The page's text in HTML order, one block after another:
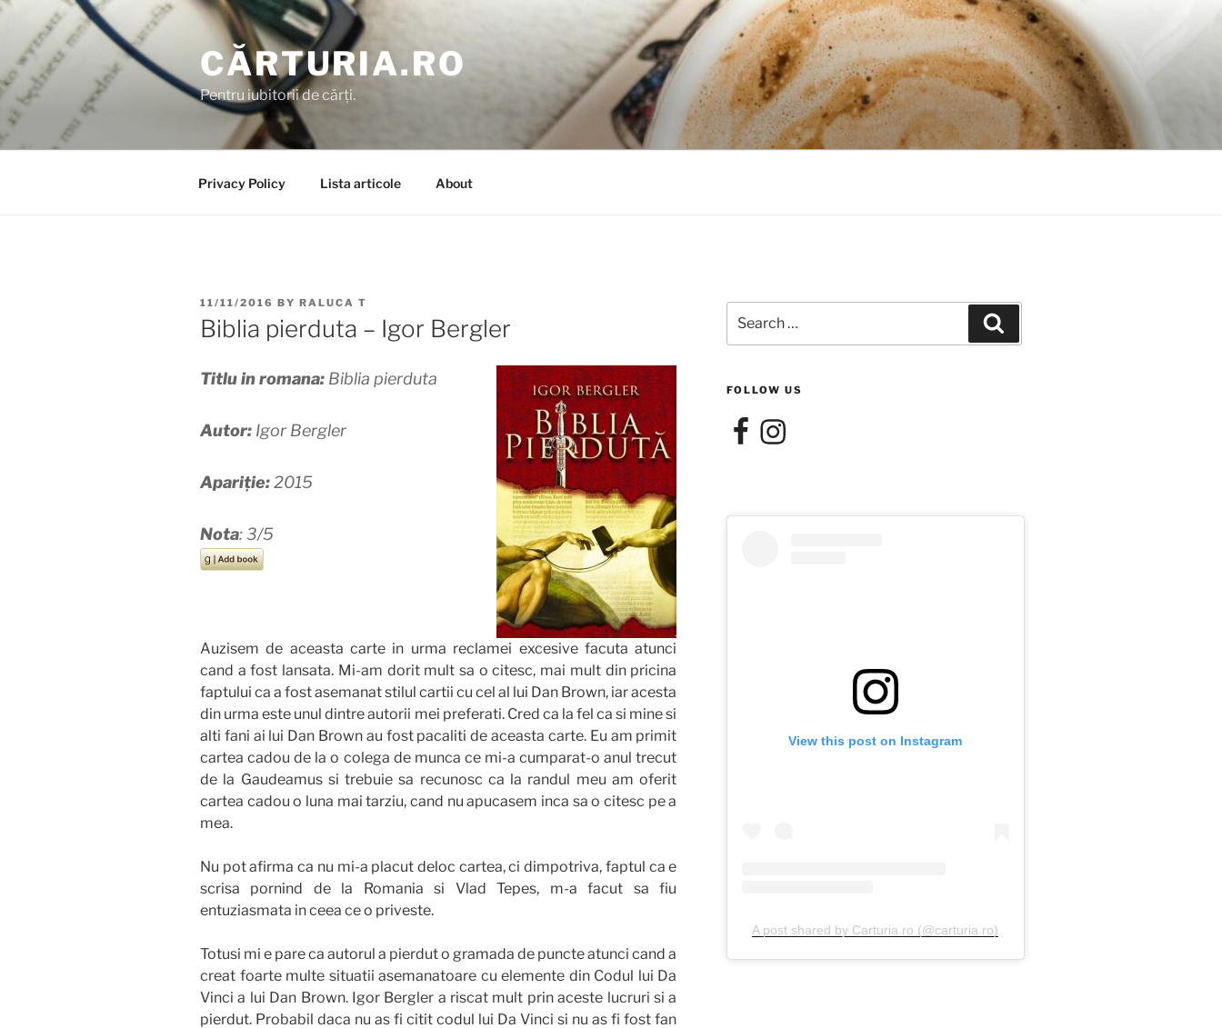
Skip
content
CĂRTURIA.RO
Pentru iubitorii de cărți.
Privacy Policy Lista articole About
POSTED
ON
11/11/2016 BY RALUCA T
Biblia pierduta – Igor Bergler
Titlu in romana: Biblia pierduta
Autor: Igor Bergler
Apariție:2015
Nota: 3/5
Auzisem de aceasta carte in urma reclamei excesive facuta atunci
cand a fost lansata. Mi-am dorit mult sa o citesc, mai mult din pricina
faptului ca a fost asemanat stilul cartii cu cel al lui Dan Brown, iar acesta
din urma este unul dintre autorii mei preferati. Cred ca la fel ca si mine si
alti fani ai lui Dan Brown au fost pacaliti de aceasta carte. Eu am primit
cartea cadou de la o colega de munca ce mi-a cumparat-o anul trecut
de la Gaudeamus si trebuie sa recunosc ca la randul meu am oferit
cartea cadou o luna mai tarziu, cand nu apucasem inca sa o citesc pe a
mea.
Nu pot afirma ca nu mi-a placut deloc cartea, ci dimpotriva, faptul ca e
scrisa pornind de la Romania si Vlad Tepes, m-a facut sa fiu
entuziasmata in ceea ce o priveste.
Totusi mi e pare ca autorul a pierdut o gramada de puncte atunci cand a
creat foarte multe situatii asemanatoare cu elemente din Codul lui Da
Vinci a lui Dan Brown. Igor Bergler a riscat mult prin aceste lucruri si a
pierdut. Probabil daca nu as fi citit codul lui Da Vinci si nu as fi fost fan
for:
FOLLOW US
FacebookInstagram
View this post on Instagram
A post shared by Carturia.ro (@carturia.ro)